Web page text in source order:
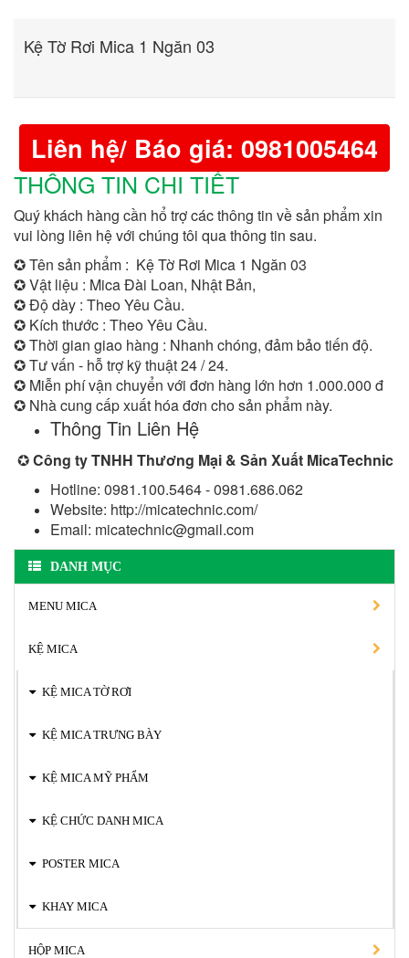
Kệ Tờ Rơi Mica 1 Ngăn 03
Liên hệ/ Báo giá: 0981005464
THÔNG TIN CHI TIẾT
Quý khách hàng cần hổ trợ các thông tin về sản phẩm xin
vui lòng liên hệ với chúng tôi qua thông tin sau.
✪ Tên sản phẩm : Kệ Tờ Rơi Mica 1 Ngăn 03
✪ Vật liệu : Mica Đài Loan, Nhật Bản,
✪ Độ dày : Theo Yêu Cầu.
✪ Kích thước : Theo Yêu Cầu.
✪ Thời gian giao hàng : Nhanh chóng, đảm bảo tiến độ.
✪ Tư vấn - hỗ trợ kỹ thuật 24 / 24.
✪ Miễn phí vận chuyển với đơn hàng lớn hơn 1.000.000 đ
✪ Nhà cung cấp xuất hóa đơn cho sản phẩm này.
Thông Tin Liên Hệ
✪Công ty TNHH Thương Mại & Sản Xuất MicaTechnic
Hotline: 0981.100.5464 - 0981.686.062
Website: http://micatechnic.com/
Email: micatechnic@gmail.com
DANH MỤC
MENU MICA
KỆ MICA
KỆ MICA TỜ RƠI
KỆ MICA TRƯNG BÀY
KỆ MICA MỸ PHẨM
KỆ CHỨC DANH MICA
POSTER MICA
KHAY MICA
HỘP MICA